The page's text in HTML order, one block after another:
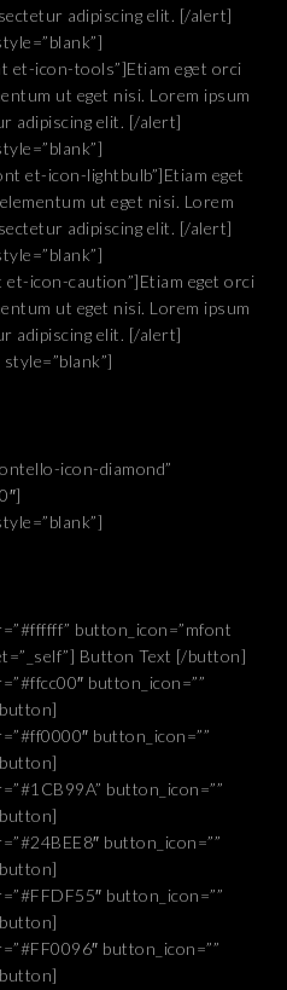
adipiscing elit. [/alert]
et-icon-tools”]Etiam eget orci
ut eget nisi. Lorem ipsum
adipiscing elit. [/alert]
et-icon-lightbulb”]Etiam eget
ut eget nisi. Lorem
adipiscing elit. [/alert]
et-icon-caution”]Etiam eget orci
ut eget nisi. Lorem ipsum
adipiscing elit. [/alert]
icon-diamond”
button_icon=”mfont
Button Text [/button]
button_icon=””
button_icon=””
button_icon=””
button_icon=””
button_icon=””
button_icon=””